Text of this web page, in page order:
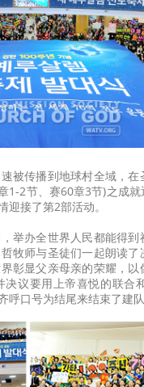
被传播到地球村全域，
1-2节、赛60章3节)之成
接了第2部活动。
举办全世界人民都能得
牧师与圣徒们一起朗读
彰显父亲母亲的荣耀，
议要用上帝喜悦的联合
呼口号为结尾来结束了建